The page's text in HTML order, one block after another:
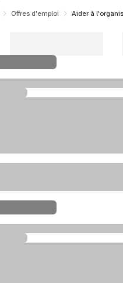
Offres d'emploi Aider à